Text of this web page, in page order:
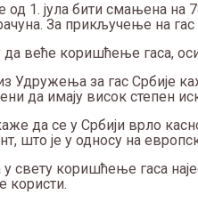
од 1. јула бити смањена на
За прикључење на
да веће коришћење гаса,
Удружења за гас Србије
да имају висок степен
да се у Србији врло
што је у односу на
у свету коришћење гаса
користи.